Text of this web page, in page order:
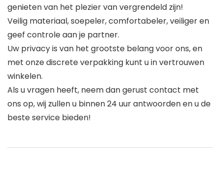
genieten van het plezier van vergrendeld zijn!
Veilig materiaal, soepeler, comfortabeler, veiliger en
geef controle aan je partner.
Uw privacy is van het grootste belang voor ons, en
met onze discrete verpakking kunt u in vertrouwen
winkelen.
Als u vragen heeft, neem dan gerust contact met
ons op, wij zullen u binnen 24 uur antwoorden en u de
beste service bieden!